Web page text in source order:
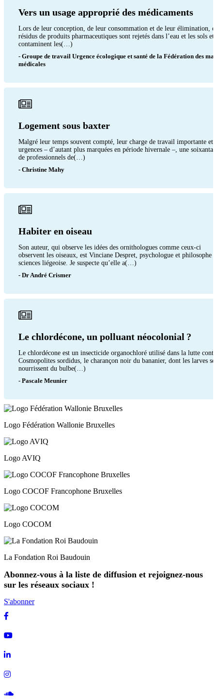
Vers un usage approprié des médicaments
Lors de leur conception, de leur consommation et de leur élimination,
résidus de produits pharmaceutiques sont rejetés dans l’eau et les sols et
contaminent les(…)
- Groupe de travail Urgence écologique et santé de la Fédération des
médicales
Logement sous baxter
Malgré leur temps souvent compté, leur charge de travail importante et
urgences – d’autant plus marquées en période hivernale –, une
de professionnels de(…)
- Christine Mahy
Habiter en oiseau
Son auteur, qui observe les idées des ornithologues comme ceux-ci
observent les oiseaux, est Vinciane Despret, psychologue et philosophe
sciences liégeoise. Je suspecte qu’elle a(…)
- Dr André Crismer
Le chlordécone, un polluant néocolonial ?
Le chlordécone est un insecticide organochloré utilisé dans la lutte
Cosmopolites sordidus, le charançon noir du bananier, dont les larves se
nourrissent du bulbe(…)
- Pascale Meunier
Logo Fédération Wallonie Bruxelles
Logo AVIQ
Logo COCOF Francophone Bruxelles
Logo COCOM
La Fondation Roi Baudouin
Abonnez-vous à la liste de diffusion et rejoignez-nous
sur les réseaux sociaux !
S'abonner